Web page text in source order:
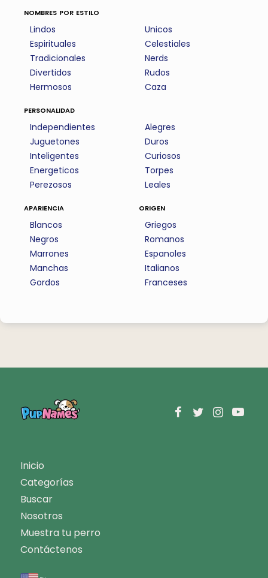
nombres por estilo
Lindos
Espirituales
Tradicionales
Divertidos
Hermosos
Unicos
Celestiales
Nerds
Rudos
Caza
personalidad
Independientes
Juguetones
Inteligentes
Energeticos
Perezosos
Alegres
Duros
Curiosos
Torpes
Leales
apariencia
Blancos
Negros
Marrones
Manchas
Gordos
origen
Griegos
Romanos
Espanoles
Italianos
Franceses
Inicio
Categorías
Buscar
Nosotros
Muestra tu perro
Contáctenos